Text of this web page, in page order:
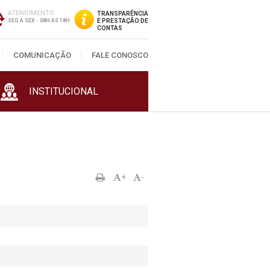
ATENDIMENTO
SEG A SEX - 08H ÀS 18H
TRANSPARÊNCIA
E PRESTAÇÃO DE
CONTAS
COMUNICAÇÃO FALE CONOSCO
INSTITUCIONAL
+ -